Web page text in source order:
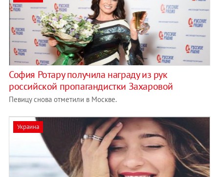
София Ротару получила награду из рук
российской пропагандистки Захаровой
Певицу снова отметили в Москве.
Украина